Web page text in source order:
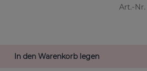
Art.-Nr.
In den Warenkorb legen